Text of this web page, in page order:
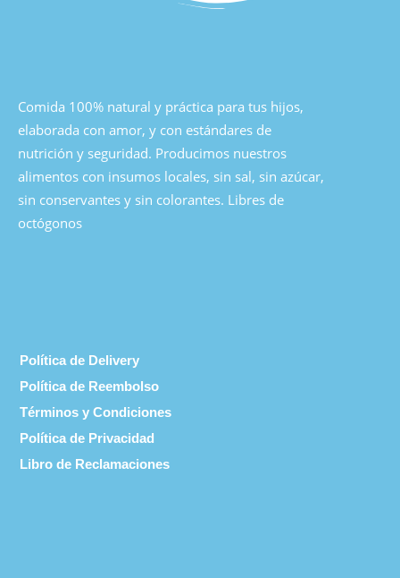
Comida 100% natural y práctica para tus hijos,
elaborada con amor, y con estándares de
nutrición y seguridad. Producimos nuestros
alimentos con insumos locales, sin sal, sin azúcar,
sin conservantes y sin colorantes. Libres de
octógonos
Política de Delivery
Política de Reembolso
Términos y Condiciones
Política de Privacidad
Libro de Reclamaciones